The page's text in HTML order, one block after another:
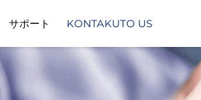
サポート
ダウンロード
KONTAKUTO US